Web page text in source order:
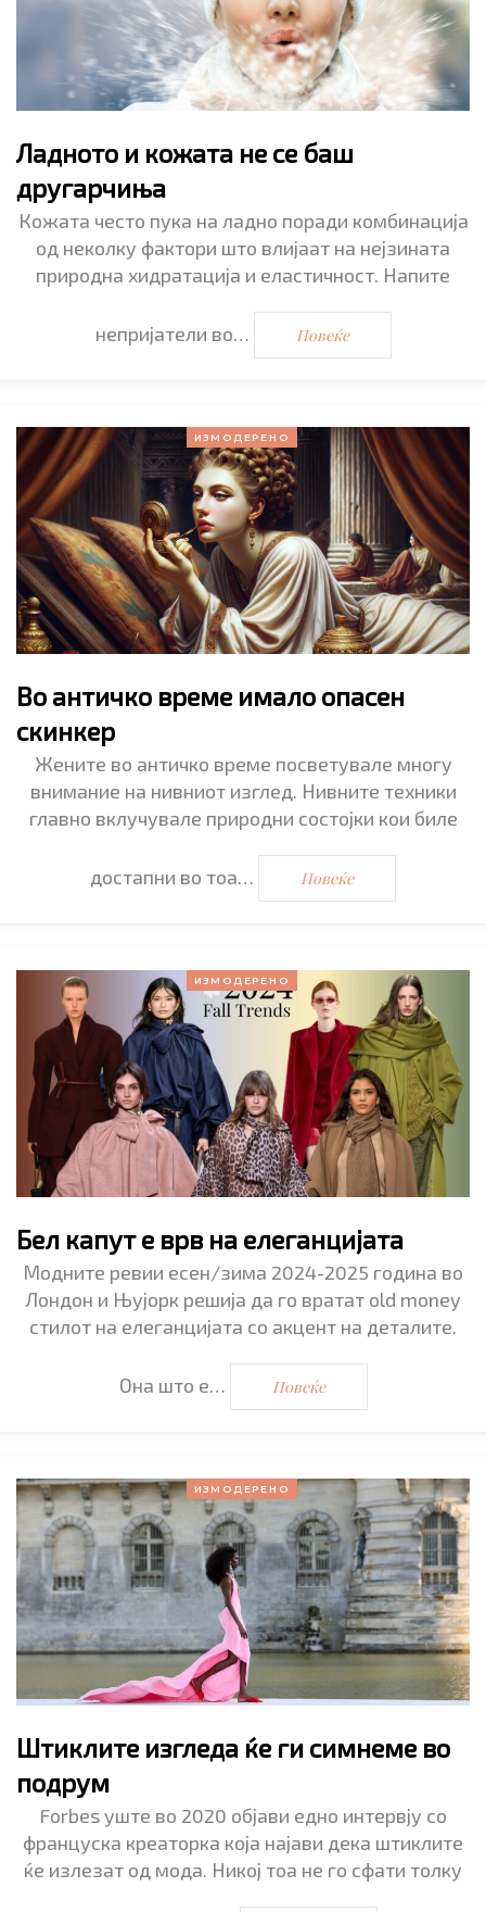
Ладното и кожата не се баш
другарчиња
Кожата често пука на ладно поради комбинација
од неколку фактори што влијаат на нејзината
природна хидратација и еластичност. Напите
непријатели во… Повеќе
ИЗМОДЕРЕНО
Во античко време имало опасен
скинкер
Жените во античко време посветувале многу
внимание на нивниот изглед. Нивните техники
главно вклучувале природни состојки кои биле
достапни во тоа… Повеќе
ИЗМОДЕРЕНО
Бел капут е врв на елеганцијата
Модните ревии есен/зима 2024-2025 година во
Лондон и Њујорк решија да го вратат old money
стилот на елеганцијата со акцент на деталите.
Она што е… Повеќе
ИЗМОДЕРЕНО
Штиклите изгледа ќе ги симнеме во
подрум
Forbes уште во 2020 објави едно интервју со
француска креаторка која најави дека штиклите
ќе излезат од мода. Никој тоа не го сфати толку